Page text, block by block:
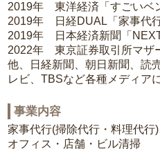
2019年 東洋経済「すごいベ
2019年 日経DUAL「家事代
2019年 日本経済新聞「
2022年 東京証券取引所マザ
他、日経新聞、朝日新聞、読
レビ、TBSなど各種メディア
事業内容
家事代行(掃除代行・料理代行
オフィス・店舗・ビル清掃